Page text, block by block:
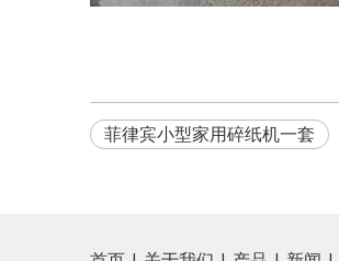
菲律宾小型家用碎纸机一套